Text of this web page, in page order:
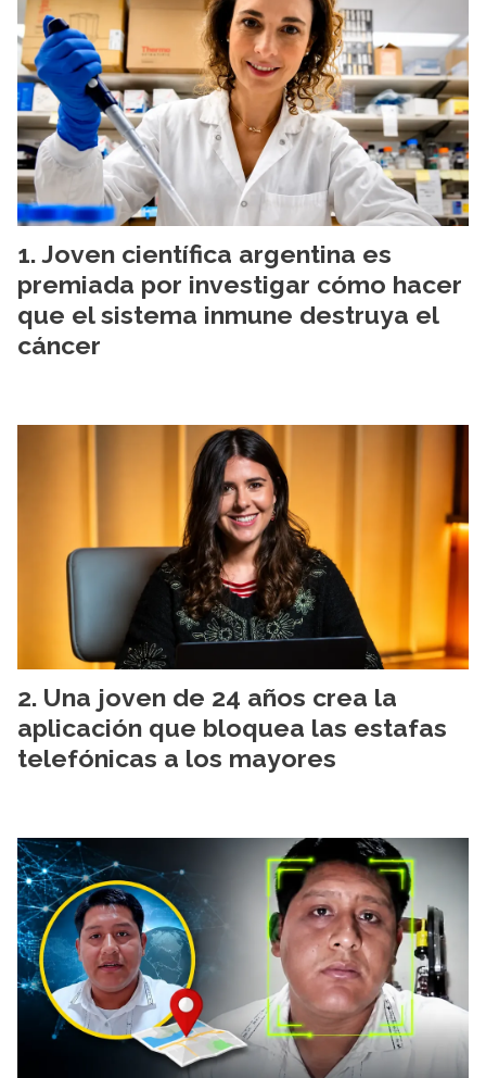
Joven científica argentina es
premiada por investigar cómo hacer
que el sistema inmune destruya el
cáncer
Una joven de 24 años crea la
aplicación que bloquea las estafas
telefónicas a los mayores